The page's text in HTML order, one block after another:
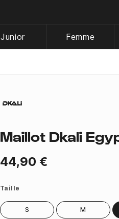
Junior Femme
Maillot Dkali
44,90 €
Taille
S M